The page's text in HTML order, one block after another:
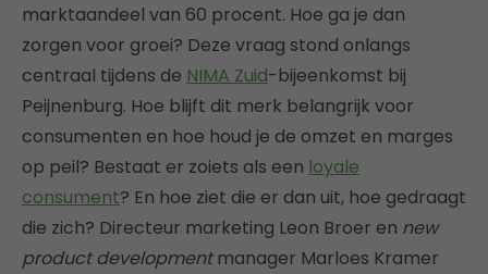
marktaandeel van 60 procent. Hoe ga je dan
zorgen voor groei? Deze vraag stond onlangs
centraal tijdens de NIMA Zuid-bijeenkomst bij
Peijnenburg. Hoe blijft dit merk belangrijk voor
consumenten en hoe houd je de omzet en marges
op peil? Bestaat er zoiets als een loyale
consument? En hoe ziet die er dan uit, hoe gedraagt
die zich? Directeur marketing Leon Broer en new
product developmentmanager Marloes Kramer